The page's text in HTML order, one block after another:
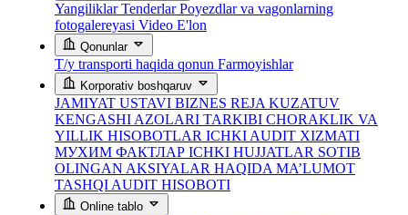
YangiliklarTenderlarPoyezdlar va vagonlarning
fotogalereyasi Video E'lon
Qonunlar
T/y transporti haqida qonun Farmoyishlar
Korporativ boshqaruv
JAMIYAT USTAVI BIZNES REJA KUZATUV
KENGASHI AZOLARI TARKIBI CHORAKLIK VA
YILLIK HISOBOTLAR ICHKI AUDIT XIZMATI
МУХИМ ФАКТЛАР ICHKI HUJJATLAR SOTIB
OLINGAN AKSIYALAR HAQIDA MA’LUMOT
TASHQI AUDIT HISOBOTI
Online tablo